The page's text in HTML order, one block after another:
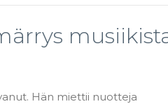
Hän miettii nuotteja